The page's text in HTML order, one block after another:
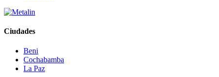
Ciudades
Beni
Cochabamba
La Paz